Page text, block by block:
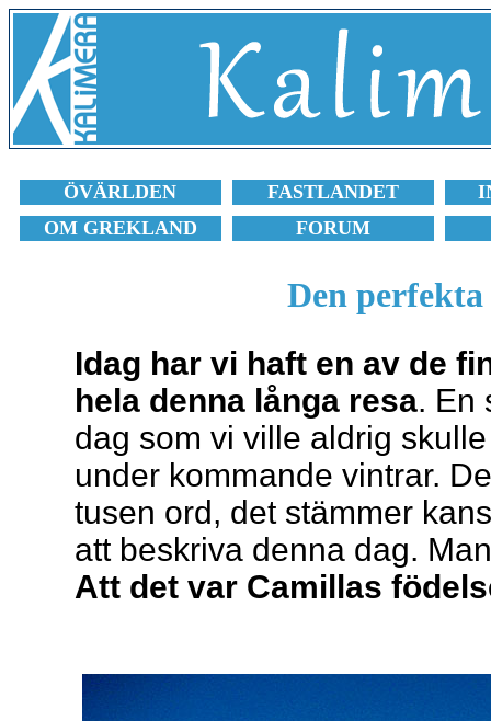
ÖVÄRLDEN FASTLANDET
OM GREKLAND
FORUM
Den perfekta
Idag har vi haft en av de
hela denna långa resa. En
dag som vi ville aldrig
under kommande vintrar.
tusen ord, det stämmer
att beskriva denna dag.
Att det var Camillas